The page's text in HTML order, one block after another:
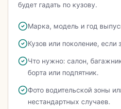
будет гадать по кузову.
Марка, модель и год
Кузов или поколение, если
Что нужно: салон,
борта или подпятник.
Фото водительской зоны
нестандартных случаев.